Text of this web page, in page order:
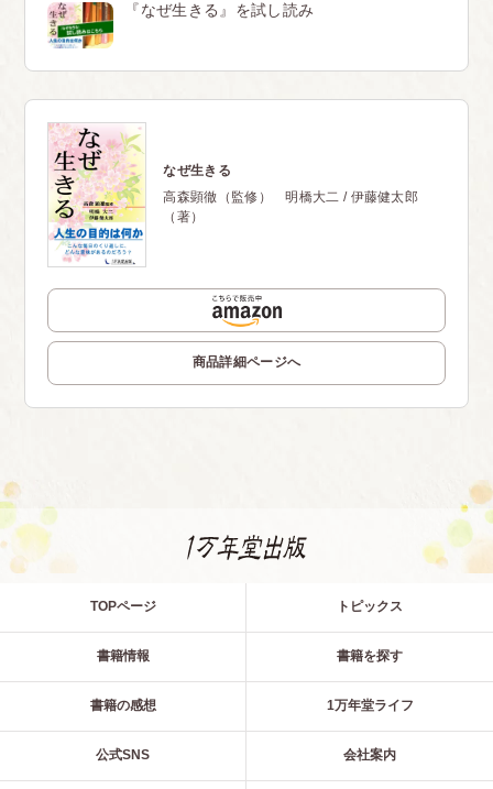
『なぜ生きる』を試し読み
なぜ生きる
高森顕徹（監修） 明橋大二 / 伊藤健太郎
（著）
商品詳細ページへ
TOPページ トピックス
書籍情報 書籍を探す
書籍の感想 1万年堂ライフ
公式SNS 会社案内